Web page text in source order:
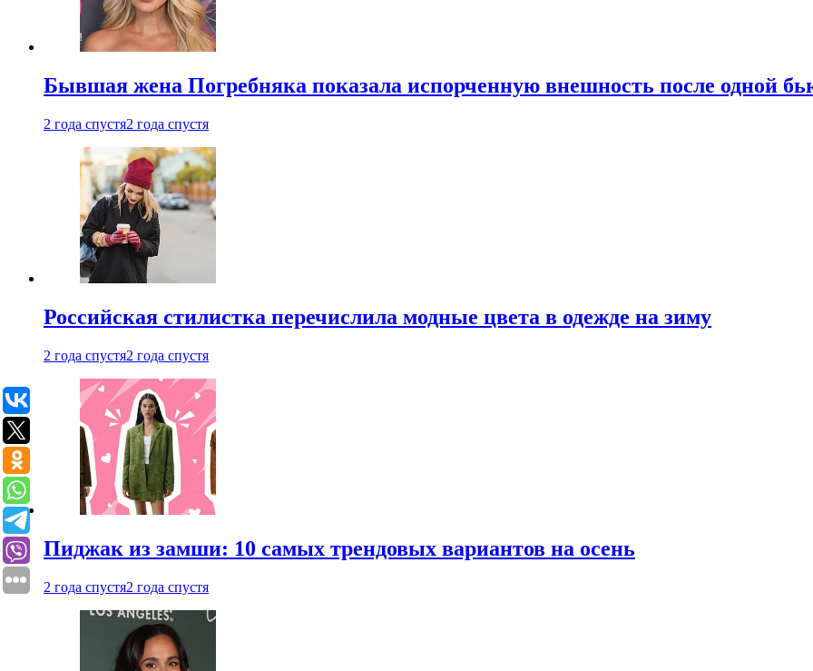
Бывшая жена Погребняка показала испорченную внешность после одной
2 года спустя2 года спустя
Российская стилистка перечислила модные цвета в одежде на зиму
2 года спустя2 года спустя
Пиджак из замши: 10 самых трендовых вариантов на осень
2 года спустя2 года спустя